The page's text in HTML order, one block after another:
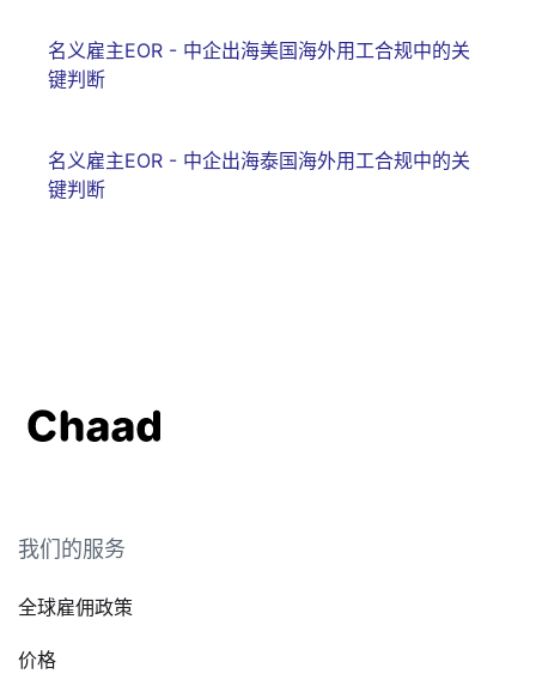
名义雇主EOR - 中企出海美国海外用工合规中的关
键判断
名义雇主EOR - 中企出海泰国海外用工合规中的关
键判断
我们的服务
全球雇佣政策
价格